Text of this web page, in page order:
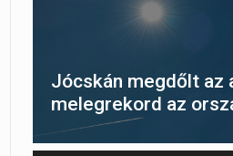
Jócskán megdőlt az
melegrekord az